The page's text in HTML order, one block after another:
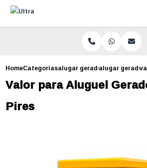
HomeCategoriasalugar geradoresalugar gerador
Valor para Aluguel
Pires